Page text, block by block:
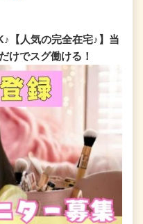
【人気の完全在宅♪】当
けでスグ働ける！